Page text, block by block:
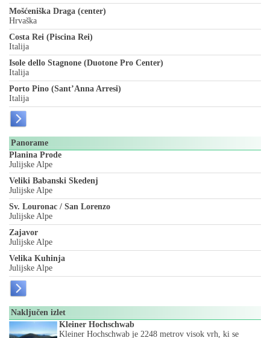
Mošćeniška Draga (center)
Hrvaška
Costa Rei (Piscina Rei)
Italija
Isole dello Stagnone (Duotone Pro Center)
Italija
Porto Pino (Sant’Anna Arresi)
Italija
Panorame
Planina Prode
Julijske Alpe
Veliki Babanski Skedenj
Julijske Alpe
Sv. Louronac / San Lorenzo
Julijske Alpe
Zajavor
Julijske Alpe
Velika Kuhinja
Julijske Alpe
Naključen izlet
Kleiner Hochschwab
Kleiner Hochschwab je 2248 metrov visok vrh, ki se